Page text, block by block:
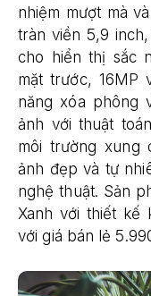
nhiệm mượt mà
tràn viền 5,9
cho hiển thị sắc
mặt trước, 16MP
năng xóa phông
ảnh với thuật
môi trường xung
ảnh đẹp và tự
nghệ thuật. Sản
Xanh với thiết kế
với giá bán lẻ